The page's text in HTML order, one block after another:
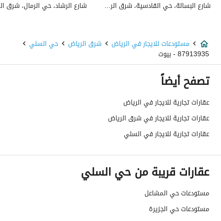
استخدام العقار
-
السعر
526680
المساحة
خدمات العقار
صرف صحي
نعم
هاتف
شارع البسالة، حي القادسية، شرق الرياض، الرياض
مستودعات للايجار في الرياض شرق الرياض حي السلي
87913935 - بيوت
تصفح أيضاً
عقارات تجارية للايجار في الرياض
عقارات تجارية للايجار في شرق الرياض
عقارات تجارية للايجار في السلي
عقارات قريبة من حي السلي
مستودعات حي المشاعل
مستودعات حي الجزيرة